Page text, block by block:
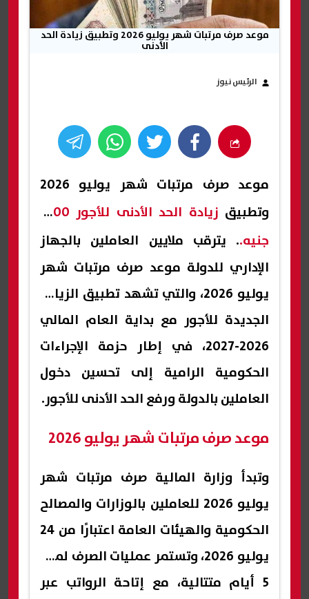
موعد صرف مرتبات شهر يوليو 2026 وتطبيق زيادة الحد
الأدنى
الرئيس نيوز
موعد صرف مرتبات شهر يوليو 2026
وتطبيق
زيادة الحد الأدنى للأجور 1000
جنيه.. يترقب ملايين العاملين بالجهاز
الإداري للدولة موعد صرف مرتبات شهر
يوليو 2026، والتي تشهد تطبيق الزيادة
الجديدة للأجور مع بداية العام المالي
2026-2027، في إطار حزمة الإجراءات
الحكومية الرامية إلى تحسين دخول
العاملين بالدولة ورفع الحد الأدنى للأجور.
موعد صرف مرتبات شهر يوليو 2026
وتبدأ وزارة المالية صرف مرتبات شهر
يوليو 2026 للعاملين بالوزارات والمصالح
الحكومية والهيئات العامة اعتبارًا من 24
يوليو 2026، وتستمر عمليات الصرف لمدة
5 أيام متتالية، مع إتاحة الرواتب عبر